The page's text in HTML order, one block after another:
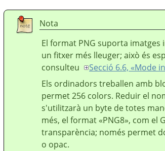
Nota
El format PNG suporta
un fitxer més lleuger; això és
consulteu
Secció 6.6, «Mode
Els ordinadors treballen amb
permet 256 colors. Reduir el
s'utilitzarà un byte de totes
més, el format «PNG8», com el
transparència; només permet
o opac.